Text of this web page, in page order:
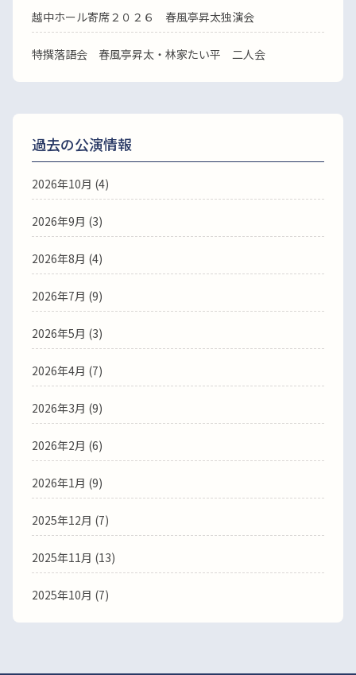
越中ホール寄席２０２６ 春風亭昇太独演会
特撰落語会 春風亭昇太・林家たい平 二人会
過去の公演情報
2026年10月 (4)
2026年9月 (3)
2026年8月 (4)
2026年7月 (9)
2026年5月 (3)
2026年4月 (7)
2026年3月 (9)
2026年2月 (6)
2026年1月 (9)
2025年12月 (7)
2025年11月 (13)
2025年10月 (7)